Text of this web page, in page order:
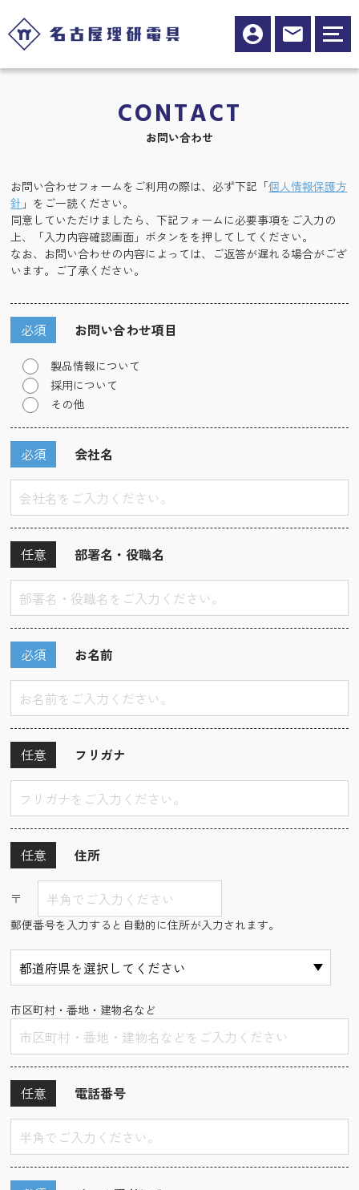
CONTACT
お問い合わせ
お問い合わせフォームをご利用の際は、必ず下記「個人情報保護方
針 」をご一読ください。
同意していただけましたら、下記フォームに必要事項をご入力の
上、「入力内容確認画面」ボタンをを押してしてください。
なお、お問い合わせの内容によっては、ご返答が遅れる場合がござ
います。ご了承ください。
お問い合わせ項目
必須
製品情報について
採用について
その他
会社名
必須
部署名・役職名
任意
お名前
必須
フリガナ
任意
住所
任意
〒
郵便番号を入力すると自動的に住所が入力されます。
市区町村・番地・建物名など
電話番号
任意